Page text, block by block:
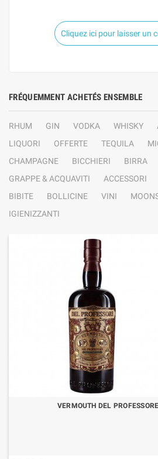
Cliquez ici pour laisser un
FRÉQUEMMENT ACHETÉS ENSEMBLE
RHUM GIN VODKA WHISKY
LIQUORI
OFFERTE TEQUILA
CHAMPAGNE
BICCHIERI
BIRRA
GRAPPE & ACQUAVITI
ACCESSORI
BIBITE
BOLLICINE VINI
IGIENIZZANTI
VERMOUTH DEL